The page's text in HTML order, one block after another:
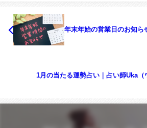
年末年始の営業日のお知ら
1月の当たる運勢占い｜占い師Uka（